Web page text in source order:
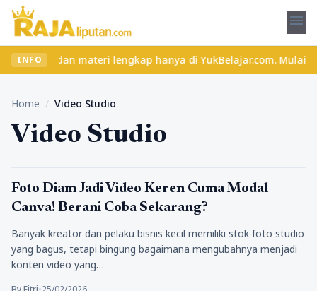
menu
INFO
seru dan materi lengkap hanya di YukBelajar.com. Mulai
Home / Video Studio
Video Studio
Tips N Tricks
Foto Diam Jadi Video Keren Cuma Modal
Canva! Berani Coba Sekarang?
Banyak kreator dan pelaku bisnis kecil memiliki stok foto studio
yang bagus, tetapi bingung bagaimana mengubahnya menjadi
konten video yang…